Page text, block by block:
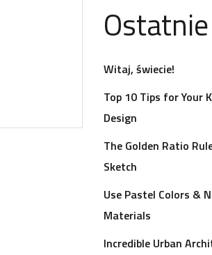
Witaj, świecie!
Top 10 Tips for Your
Design
The Golden Ratio
Sketch
Use Pastel Colors &
Materials
Incredible Urban